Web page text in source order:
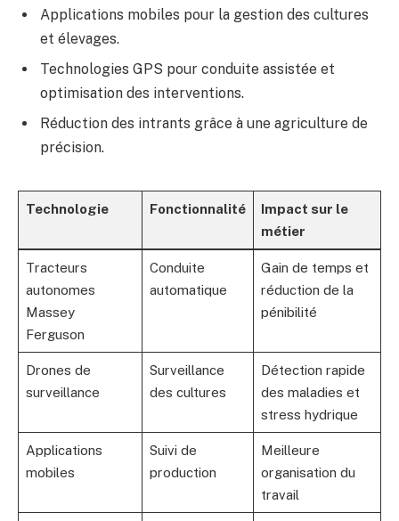
Applications mobiles pour la gestion des cultures
et élevages.
Technologies GPS pour conduite assistée et
optimisation des interventions.
Réduction des intrants grâce à une agriculture de
précision.
Technologie Fonctionnalité
Impact sur le
métier
Tracteurs
autonomes
Massey
Ferguson
Conduite
automatique
Gain de temps et
réduction de la
pénibilité
Drones de
surveillance
Surveillance
des cultures
Détection rapide
des maladies et
stress hydrique
Applications
mobiles
Suivi de
production
Meilleure
organisation du
travail